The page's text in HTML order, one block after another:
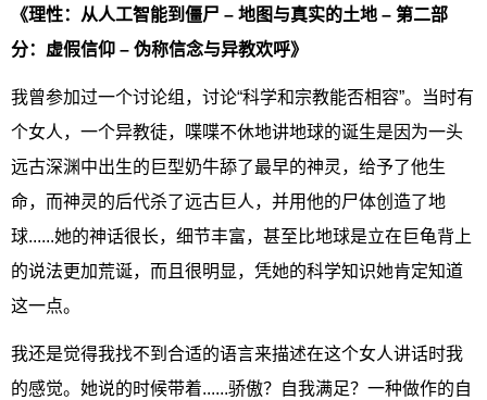
《理性：从人工智能到僵尸 – 地图与真实的土地 – 第二部
分：虚假信仰 – 伪称信念与异教欢呼》
我曾参加过一个讨论组，讨论“科学和宗教能否相容”。当时有
个女人，一个异教徒，喋喋不休地讲地球的诞生是因为一头
远古深渊中出生的巨型奶牛舔了最早的神灵，给予了他生
命，而神灵的后代杀了远古巨人，并用他的尸体创造了地
球......她的神话很长，细节丰富，甚至比地球是立在巨龟背上
的说法更加荒诞，而且很明显，凭她的科学知识她肯定知道
这一点。
我还是觉得我找不到合适的语言来描述在这个女人讲话时我
的感觉。她说的时候带着......骄傲？自我满足？一种做作的自